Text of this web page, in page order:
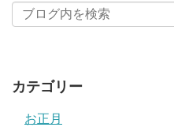
カテゴリー
お正月